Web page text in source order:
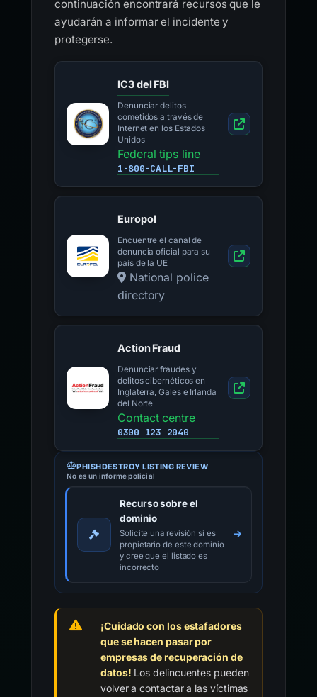
continuación encontrará recursos que le
ayudarán a informar el incidente y
protegerse.
IC3 del FBI
Denunciar delitos
cometidos a través de
Internet en los Estados
Unidos
Federal tips line
1-800-CALL-FBI
Europol
Encuentre el canal de
denuncia oficial para su
país de la UE
National police
directory
Action Fraud
Denunciar fraudes y
delitos cibernéticos en
Inglaterra, Gales e Irlanda
del Norte
Contact centre
0300 123 2040
PHISHDESTROY LISTING REVIEW
No es un informe policial
Recurso sobre el
dominio
Solicite una revisión si es
propietario de este dominio
y cree que el listado es
incorrecto
¡Cuidado con los estafadores
que se hacen pasar por
empresas de recuperación de
datos! Los delincuentes pueden
volver a contactar a las víctimas